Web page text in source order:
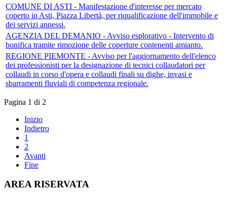
COMUNE DI ASTI - Manifestazione d'interesse per mercato
coperto in Asti, Piazza Libertà, per riqualificazione dell'immobile e
dei servizi annessi.
AGENZIA DEL DEMANIO - Avviso esplorativo - Intervento di
bonifica tramite rimozione delle coperture contenenti amianto.
REGIONE PIEMONTE - Avviso per l'aggiornamento dell'elenco
dei professionisti per la designazione di tecnici collaudatori per
collaudi in corso d'opera e collaudi finali su dighe, invasi e
sbarramenti fluviali di competenza regionale.
Pagina 1 di 2
Inizio
Indietro
1
2
Avanti
Fine
AREA RISERVATA